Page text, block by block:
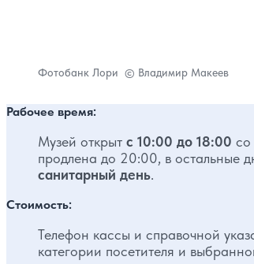
Фотобанк Лори © Владимир Макеев
Рабочее время:
Музей открыт с 10:00 до 18:00 со
продлена до 20:00, в остальные
санитарный день.
Стоимость:
Телефон кассы и справочной
категории посетителя и